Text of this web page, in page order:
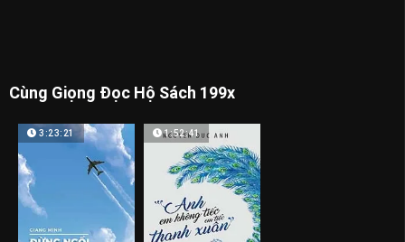
Cùng Giọng Đọc Hộ Sách 199x
3:23:21 1:52:41